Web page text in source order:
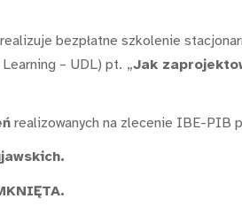
bezpłatne szkolenie
– UDL) pt. „Jak
realizowanych na zlecenie IBE-PIB